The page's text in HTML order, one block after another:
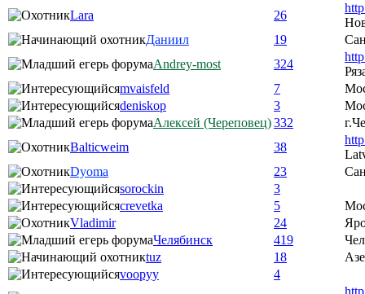
Lara
26
Даниил
19
Andrey-most
324
mvaisfeld
7
deniskop
3
Алексей (Череповец)332
Balticweim
38
Dyoma
23
sorockin
3
crevetka
5
Vladimir
24
Челябинск
419
tuz
18
voopyy
4